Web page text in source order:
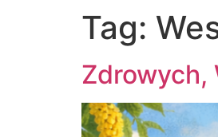
Tag:
Zdrowych,